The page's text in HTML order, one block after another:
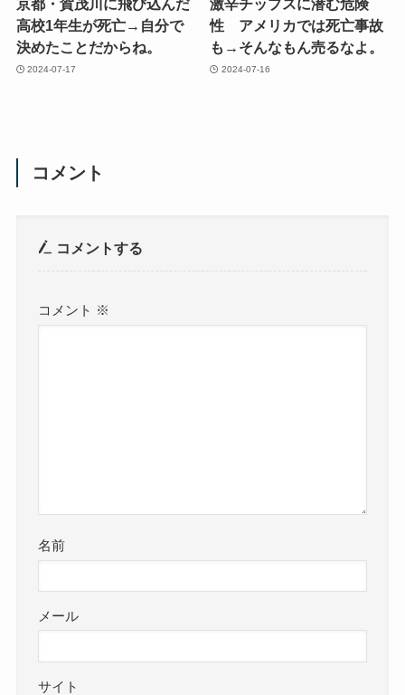
京都・賀茂川に飛び込んだ
高校1年生が死亡→自分で
決めたことだからね。
2024-07-17
激辛チップスに潜む危険
性 アメリカでは死亡事故
も→そんなもん売るなよ。
2024-07-16
コメント
コメントする
コメント ※
名前
メール
サイト